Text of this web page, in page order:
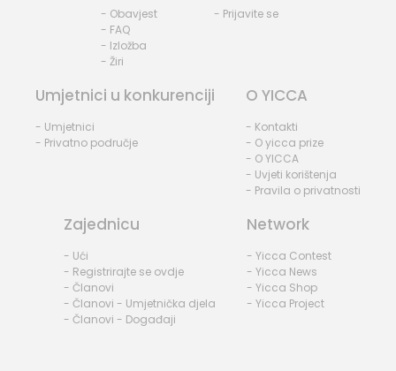
- Obavjest
- FAQ
- Izložba
- Žiri
- Prijavite se
Umjetnici u konkurenciji
- Umjetnici
- Privatno područje
O YICCA
- Kontakti
- O yicca prize
- O YICCA
- Uvjeti korištenja
- Pravila o privatnosti
Zajednicu
- Ući
- Registrirajte se ovdje
- Članovi
- Članovi - Umjetnička djela
- Članovi - Događaji
Network
- Yicca Contest
- Yicca News
- Yicca Shop
- Yicca Project